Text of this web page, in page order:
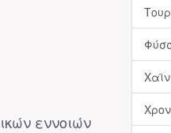
εννοιών